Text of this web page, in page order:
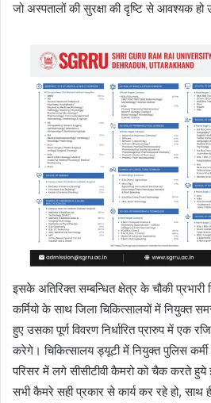
जो अस्पतालों की सुरक्षा की दृष्टि से आवश्यक हो
इसके अतिरिक्त सम्बन्धित क्षेत्र के चौकी
कर्मियो के साथ जिला चिकित्सालयों में नियुक्त
हुए उसका पूर्ण विवरण निर्धारित प्रारुप में एक
करेगे। चिकित्सालय ड्यूटी में नियुक्त पुलिस
परिसर में लगे सीसीटीवी कैमरो को चैक करते हुये
सभी कैमरे सही प्रकार से कार्य कर रहे हो, साथ